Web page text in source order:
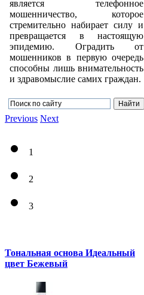
является телефонное
мошенничество, которое
стремительно набирает силу и
превращается в настоящую
эпидемию. Оградить от
мошенников в первую очередь
способны лишь внимательность
и здравомыслие самих граждан.
Previous Next
1
2
3
Тональная основа Идеальный
цвет Бежевый